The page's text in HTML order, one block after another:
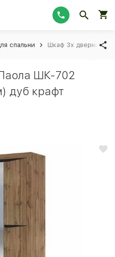
спальни Шкаф 3х дверный
ШК-702
дуб крафт